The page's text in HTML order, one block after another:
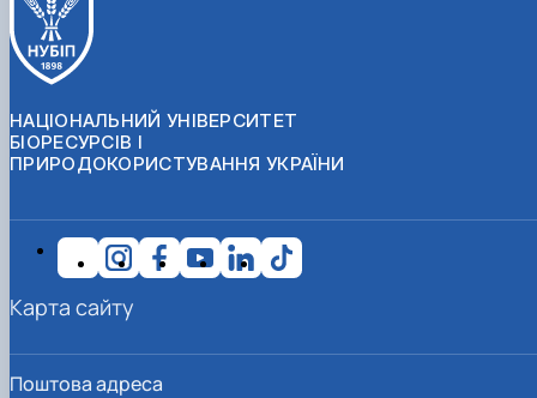
НАЦІОНАЛЬНИЙ УНІВЕРСИТЕТ
БІОРЕСУРСІВ І
ПРИРОДОКОРИСТУВАННЯ УКРАЇНИ
Поштова адреса
Карта сайту